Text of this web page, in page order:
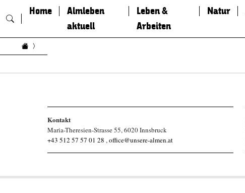
Zum Inhalt springen
Home
Almleben
aktuell
Leben &
Arbeiten
Natur
Kontakt
Maria-Theresien-Strasse 55, 6020 Innsbruck
+43 512 57 57 01 28 ,office@unsere-almen.at